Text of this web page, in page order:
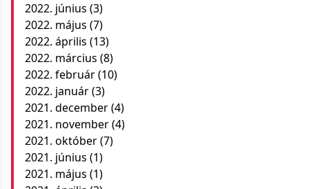
2022. június (3)
2022. május (7)
2022. április (13)
2022. március (8)
2022. február(10)
2022. január(3)
2021. december(4)
2021. november(4)
2021. október(7)
2021. június (1)
2021. május (1)